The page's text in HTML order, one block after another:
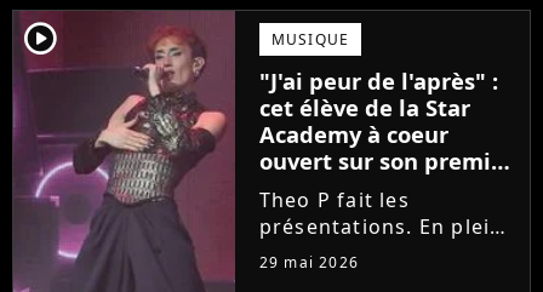
scénique de l'émission,
Marlène Schaff ne
rempilera pas à la table
des professeurs...
player2 MUSIQUE
"J'ai peur de l'après" :
cet élève de la Star
Academy à coeur
ouvert sur son premier
single intime
Theo P fait les
présentations. En pleine
tournée, l'élève de la
29 mai 2026